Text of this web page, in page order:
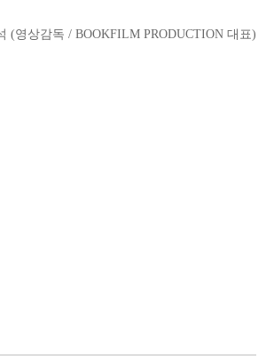
(영상감독 / BOOKFILM PRODUCTION 대표)